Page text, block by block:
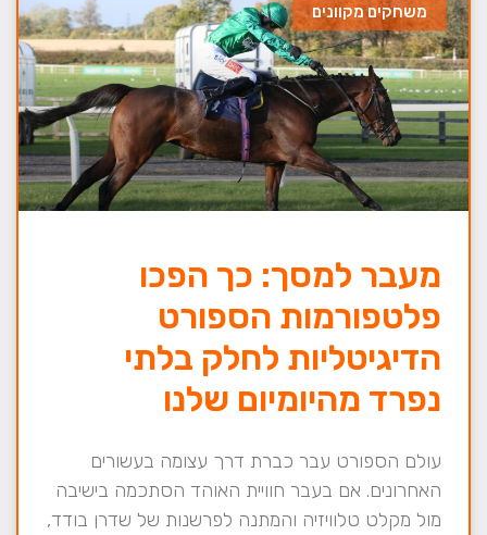
משחקים מקוונים
מעבר למסך: כך הפכו
פלטפורמות הספורט
הדיגיטליות לחלק בלתי
נפרד מהיומיום שלנו
עולם הספורט עבר כברת דרך עצומה בעשורים
האחרונים. אם בעבר חוויית האוהד הסתכמה בישיבה
מול מקלט טלוויזיה והמתנה לפרשנות של שדרן בודד,